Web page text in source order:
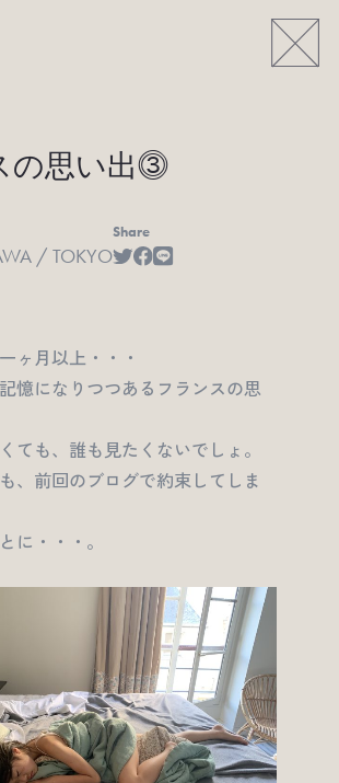
の思い出⓷
/ TOKYO
Share
ヶ月以上・・・
憶になりつつあるフランスの思
ても、誰も見たくないでしょ。
、前回のブログで約束してしま
に・・・。